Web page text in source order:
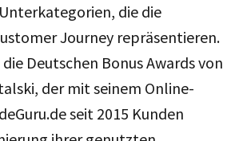
die die
Journey repräsentieren.
Deutschen Bonus Awards von
der mit seinem Online-
seit 2015 Kunden